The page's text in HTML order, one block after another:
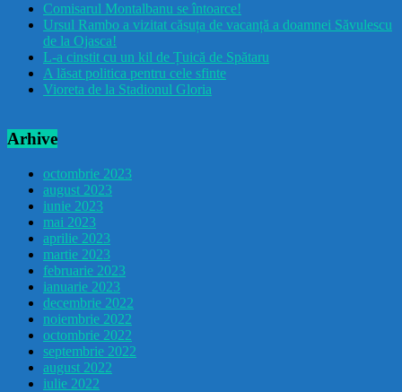
Comisarul Montalbanu se întoarce!
Ursul Rambo a vizitat căsuța de vacanță a doamnei Săvulescu
de la Ojasca!
L-a cinstit cu un kil de Țuică de Spătaru
A lăsat politica pentru cele sfinte
Vioreta de la Stadionul Gloria
Arhive
octombrie 2023
august 2023
iunie 2023
mai 2023
aprilie 2023
martie 2023
februarie 2023
ianuarie 2023
decembrie 2022
noiembrie 2022
octombrie 2022
septembrie 2022
august 2022
iulie 2022